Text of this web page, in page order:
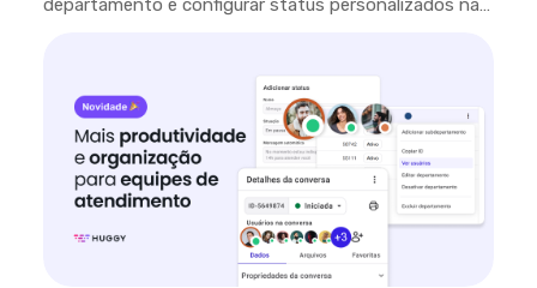
departamento e configurar status personalizados na